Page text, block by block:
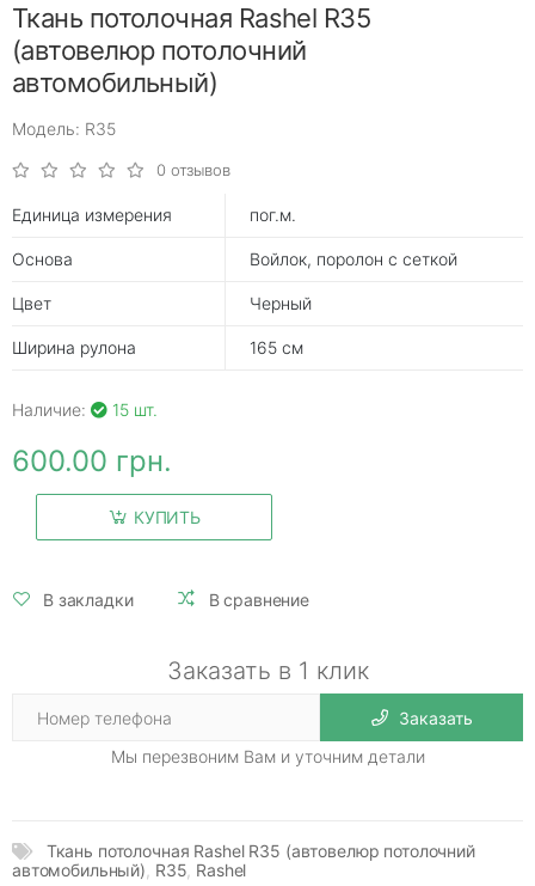
Ткань потолочная Rashel R35
(автовелюр потолочний
автомобильный)
Модель: R35
0 отзывов
Единица измерения пог.м.
Основа Войлок, поролон с сеткой
Цвет Черный
Ширина рулона 165 см
Наличие: 15 шт.
600.00 грн.
КУПИТЬ
В закладки В сравнение
Заказать в 1 клик
Заказать
Мы перезвоним Вам и уточним детали
Ткань потолочная Rashel R35 (автовелюр потолочний
автомобильный) R35 Rashel